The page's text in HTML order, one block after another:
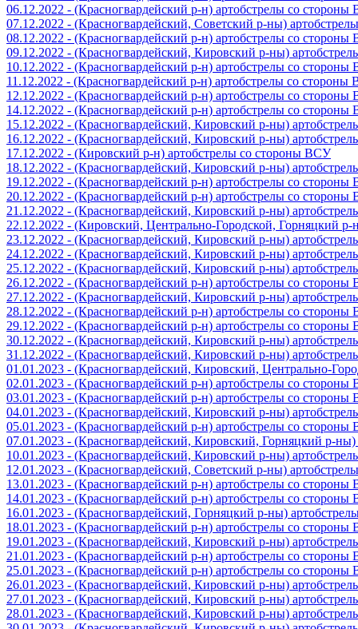
06.12.2022 - (Красногвардейский р-н) артобстрелы со
07.12.2022 - (Красногвардейский, Советский р-ны)
08.12.2022 - (Красногвардейский р-н) артобстрелы со
09.12.2022 - (Красногвардейский, Кировский р-ны)
10.12.2022 - (Красногвардейский р-н) артобстрелы со
11.12.2022 - (Красногвардейский р-н) артобстрелы со стороны
12.12.2022 - (Красногвардейский р-н) артобстрелы со
14.12.2022 - (Красногвардейский р-н) артобстрелы со
15.12.2022 - (Красногвардейский, Кировский р-ны)
16.12.2022 - (Красногвардейский, Кировский р-ны)
17.12.2022 - (Кировский р-н) артобстрелы со стороны ВСУ
18.12.2022 - (Красногвардейский, Кировский р-ны)
19.12.2022 - (Красногвардейский р-н) артобстрелы со
20.12.2022 - (Красногвардейский р-н) артобстрелы со
21.12.2022 - (Красногвардейский, Кировский р-ны)
22.12.2022 - (Кировский, Центрально-Городской, Горняцкий
23.12.2022 - (Красногвардейский, Кировский р-ны)
24.12.2022 - (Красногвардейский, Кировский р-ны)
25.12.2022 - (Красногвардейский, Кировский р-ны)
26.12.2022 - (Красногвардейский р-н) артобстрелы со
27.12.2022 - (Красногвардейский, Кировский р-ны)
28.12.2022 - (Красногвардейский р-н) артобстрелы со
29.12.2022 - (Красногвардейский р-н) артобстрелы со
30.12.2022 - (Красногвардейский, Кировский р-ны)
31.12.2022 - (Красногвардейский, Кировский р-ны)
01.01.2023 - (Красногвардейский, Кировский, Центрально-
02.01.2023 - (Красногвардейский р-н) артобстрелы со
03.01.2023 - (Красногвардейский р-н) артобстрелы со
04.01.2023 - (Красногвардейский, Кировский р-ны)
05.01.2023 - (Красногвардейский р-н) артобстрелы со
07.01.2023 - (Красногвардейский, Кировский, Горняцкий р-
10.01.2023 - (Красногвардейский, Кировский р-ны)
12.01.2023 - (Красногвардейский, Советский р-ны)
13.01.2023 - (Красногвардейский р-н) артобстрелы со
14.01.2023 - (Красногвардейский р-н) артобстрелы со
16.01.2023 - (Красногвардейский, Горняцкий р-ны)
18.01.2023 - (Красногвардейский р-н) артобстрелы со
19.01.2023 - (Красногвардейский, Кировский р-ны)
21.01.2023 - (Красногвардейский р-н) артобстрелы со
25.01.2023 - (Красногвардейский р-н) артобстрелы со
26.01.2023 - (Красногвардейский, Кировский р-ны)
27.01.2023 - (Красногвардейский, Кировский р-ны)
28.01.2023 - (Красногвардейский, Кировский р-ны)